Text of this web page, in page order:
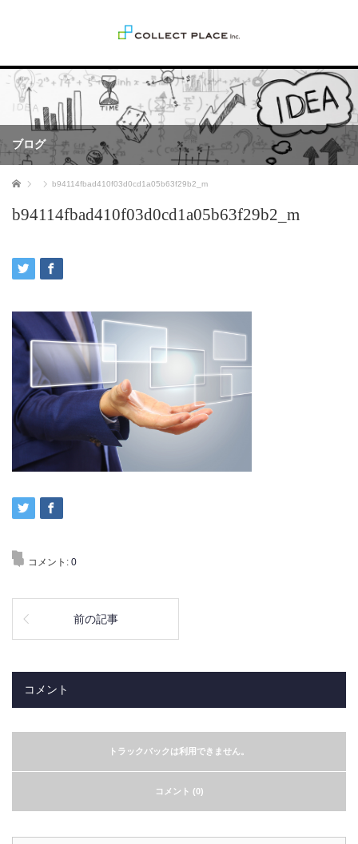
ブログ
ホーム b94114fbad410f03d0cd1a05b63f29b2_m
b94114fbad410f03d0cd1a05b63f29b2_m
コメント: 0
前の記事
コメント
トラックバックは利用できません。
コメント (0)